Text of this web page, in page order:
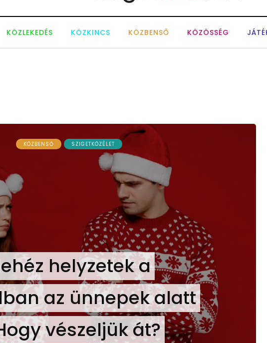
KÖZLEKEDÉS KÖZKINCS KÖZBENSŐ KÖZÖSSÉG
KÖZBENSŐ SZIGETKÖZÉLET
helyzetek a
az ünnepek alatt
vészeljük át?